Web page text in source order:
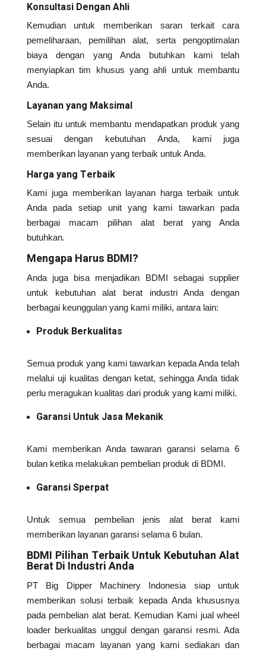
Konsultasi Dengan Ahli
Kemudian untuk memberikan saran terkait cara
pemeliharaan, pemilihan alat, serta pengoptimalan
biaya dengan yang Anda butuhkan kami telah
menyiapkan tim khusus yang ahli untuk membantu
Anda.
Layanan yang Maksimal
Selain itu untuk membantu mendapatkan produk yang
sesuai dengan kebutuhan Anda, kami juga
memberikan layanan yang terbaik untuk Anda.
Harga yang Terbaik
Kami juga memberikan layanan harga terbaik untuk
Anda pada setiap unit yang kami tawarkan pada
berbagai macam pilihan alat berat yang Anda
butuhkan.
Mengapa Harus BDMI?
Anda juga bisa menjadikan BDMI sebagai supplier
untuk kebutuhan alat berat industri Anda dengan
berbagai keunggulan yang kami miliki, antara lain:
Produk Berkualitas
Semua produk yang kami tawarkan kepada Anda telah
melalui uji kualitas dengan ketat, sehingga Anda tidak
perlu meragukan kualitas dari produk yang kami miliki.
Garansi Untuk Jasa Mekanik
Kami memberikan Anda tawaran garansi selama 6
bulan ketika melakukan pembelian produk di BDMI.
Garansi Sperpat
Untuk semua pembelian jenis alat berat kami
memberikan layanan garansi selama 6 bulan.
BDMI Pilihan Terbaik Untuk Kebutuhan Alat
Berat Di Industri Anda
PT Big Dipper Machinery Indonesia siap untuk
memberikan solusi terbaik kepada Anda khususnya
pada pembelian alat berat. Kemudian Kami jual wheel
loader berkualitas unggul dengan garansi resmi. Ada
berbagai macam layanan yang kami sediakan dan